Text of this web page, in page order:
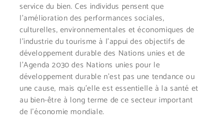
service du bien. Ces individus pensent que
l’amélioration des performances sociales,
culturelles, environnementales et économiques de
l’industrie du tourisme à l’appui des objectifs de
développement durable des Nations unies et de
l’Agenda 2030 des Nations unies pour le
développement durable n’est pas une tendance ou
une cause, mais qu’elle est essentielle à la santé et
au bien-être à long terme de ce secteur important
de l’économie mondiale.